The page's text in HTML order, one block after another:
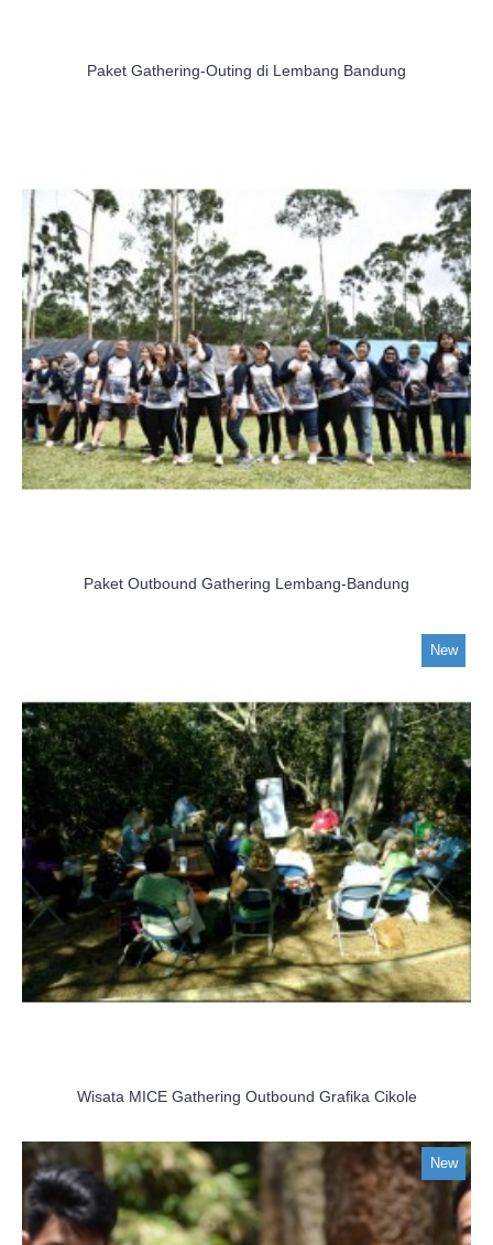
Paket Gathering-Outing di Lembang Bandung
Paket Outbound Gathering Lembang-Bandung
New
Wisata MICE Gathering Outbound Grafika Cikole
New